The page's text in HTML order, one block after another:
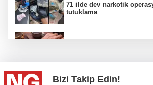
71 ilde dev narkotik
tutuklama
Bizi Takip Edin!